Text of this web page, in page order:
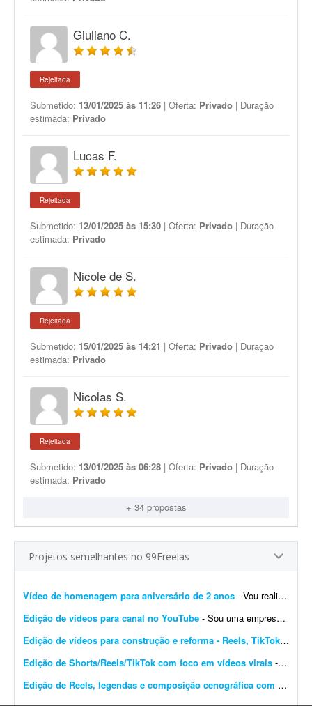
Giuliano C.
Rejeitada
Submetido: 13/01/2025 às 11:26 | Oferta: Privado | Duração
estimada: Privado
Lucas F.
Rejeitada
Submetido: 12/01/2025 às 15:30 | Oferta: Privado | Duração
estimada: Privado
Nicole de S.
Rejeitada
Submetido: 15/01/2025 às 14:21 | Oferta: Privado | Duração
estimada: Privado
Nicolas S.
Rejeitada
Submetido: 13/01/2025 às 06:28 | Oferta: Privado | Duração
estimada: Privado
+ 34 propostas
Projetos semelhantes no 99Freelas
Vídeo de homenagem para aniversário de 2 anos - Vou realizar o aniversário do meu filho de 2 anos na próxima sexta-feira. Gostaria de um vídeo animado contando a minha história com minha esposa (namoro e casamento), a...
Edição de vídeos para canal no YouTube - Sou uma empresa à procura de editor de vídeo para canal no YouTube. Preciso de pessoas disponíveis para fazer esse trabalho para mim, pois não tenho tempo nem disponibil...
Edição de vídeos para construção e reforma - Reels, TikTok e anúncios
Edição de Shorts/Reels/TikTok com foco em vídeos virais - Olá! Meu nome é Arthur e sou proprietário da Carioca Artesanato, uma marca especializada em peças artesanais feitas com pedras naturais, cristais e resina. Estou procur...
Edição de Reels, legendas e composição cenográfica com identidade da marca